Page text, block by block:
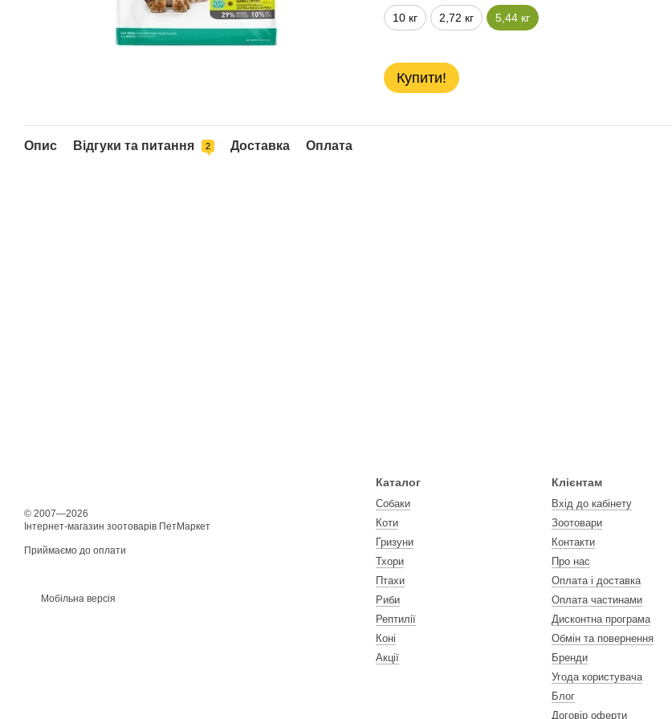
10 кг 2,72 кг 5,44 кг
Купити!
Опис Відгуки та питання 2 Доставка Оплата
© 2007—2026
Інтернет-магазин зоотоварів ПетМаркет
Приймаємо до оплати
Мобільна версія
Каталог
Собаки
Коти
Гризуни
Тхори
Птахи
Риби
Рептилії
Коні
Акції
Клієнтам
Вхід до кабінету
Зоотовари
Контакти
Про нас
Оплата і доставка
Оплата частинами
Дисконтна програма
Обмін та повернення
Бренди
Угода користувача
Блог
Договір оферти